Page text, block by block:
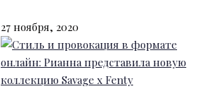
27 ноября, 2020